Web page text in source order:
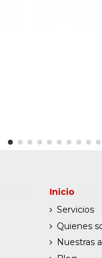
Inicio
Servicios
Quienes
Nuestras